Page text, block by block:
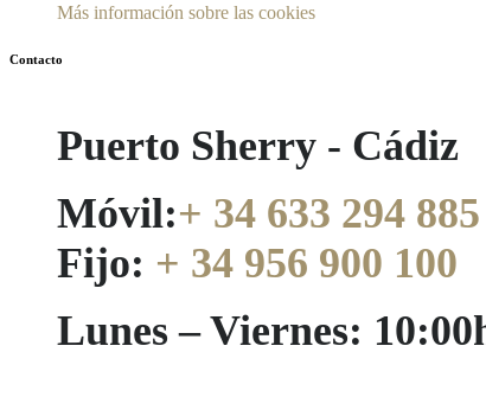
Más información sobre las cookies
Contacto
Puerto Sherry - Cádiz
Móvil:+ 34 633 294 885
Fijo: + 34 956 900 100
Lunes – Viernes: